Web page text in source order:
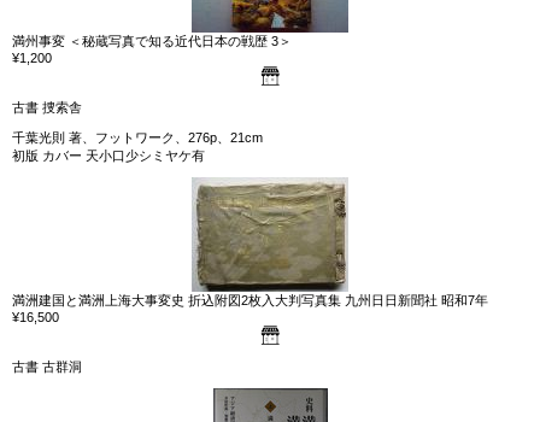
満州事変 ＜秘蔵写真で知る近代日本の戦歴 3＞
¥1,200
古書 捜索舎
千葉光則 著、フットワーク、276p、21cm
初版 カバー 天小口少シミヤケ有
満洲建国と満洲上海大事変史 折込附図2枚入大判写真集 九州日日新聞社 昭和7年
¥16,500
古書 古群洞